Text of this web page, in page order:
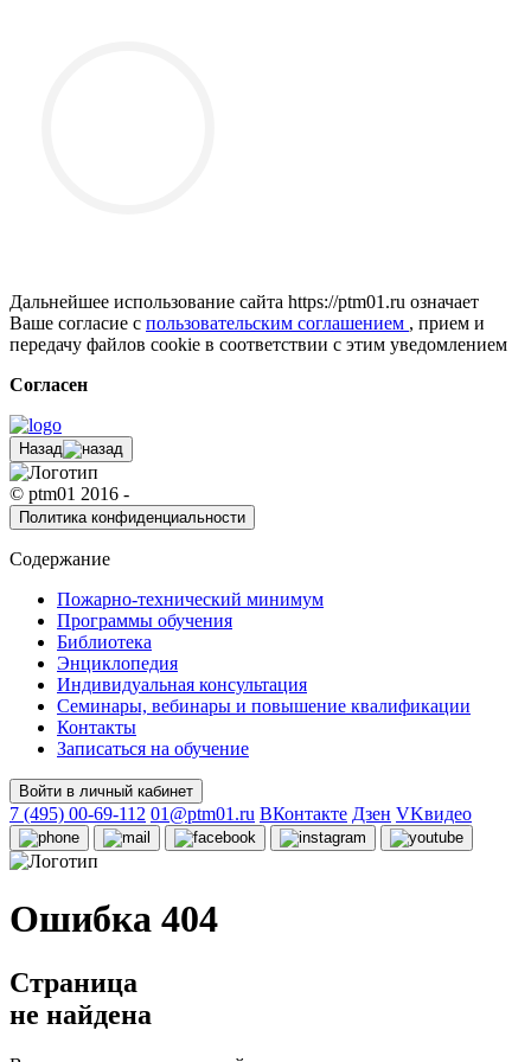
Дальнейшее использование сайта https://ptm01.ru означает
Ваше согласие с пользовательским соглашением , прием и
передачу файлов cookie в соответствии с этим уведомлением
Согласен
Назад
© ptm01 2016 -
Политика конфиденциальности
Содержание
Пожарно-технический минимум
Программы обучения
Библиотека
Энциклопедия
Индивидуальная консультация
Семинары, вебинары и повышение квалификации
Контакты
Записаться на обучение
Войти в личный кабинет
7 (495) 00-69-112 01@ptm01.ru ВКонтакте Дзен VKвидео
Ошибка 404
Страница
не найдена